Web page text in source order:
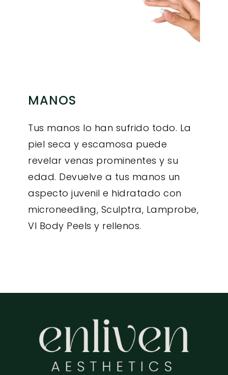
MANOS
Tus manos lo han sufrido todo. La
piel seca y escamosa puede
revelar venas prominentes y su
edad. Devuelve a tus manos un
aspecto juvenil e hidratado con
microneedling, Sculptra, Lamprobe,
VI Body Peels y rellenos.